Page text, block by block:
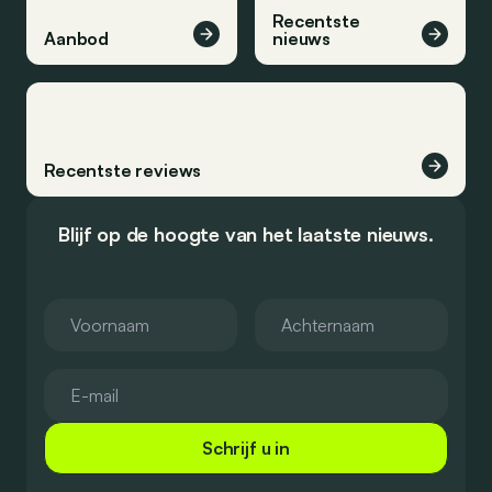
Aanbod
Recentste
nieuws
Recentste reviews
Blijf op de hoogte van het laatste nieuws.
Schrijf u in